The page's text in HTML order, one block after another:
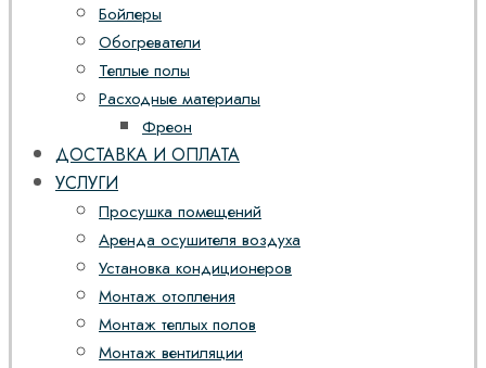
Бойлеры
Обогреватели
Теплые полы
Расходные материалы
Фреон
ДОСТАВКА И ОПЛАТА
УСЛУГИ
Просушка помещений
Аренда осушителя воздуха
Установка кондиционеров
Монтаж отопления
Монтаж теплых полов
Монтаж вентиляции